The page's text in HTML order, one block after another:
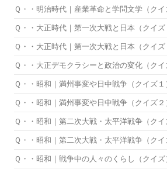
Ｑ・・明治時代｜産業革命と学問文学（クイ
Ｑ・・大正時代｜第一次大戦と日本（クイズ
Ｑ・・大正時代｜第一次大戦と日本（クイズ
Ｑ・・大正デモクラシーと政治の変化（クイ
Ｑ・・昭和｜満州事変や日中戦争（クイズ１
Ｑ・・昭和｜満州事変や日中戦争（クイズ２
Ｑ・・昭和｜第二次大戦・太平洋戦争（クイ
Ｑ・・昭和｜第二次大戦・太平洋戦争（クイ
Ｑ・・昭和｜戦争中の人々のくらし（クイズ